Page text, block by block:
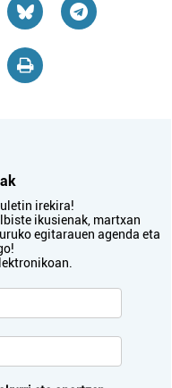
irekira!
ikusienak, martxan
egitarauen agenda eta